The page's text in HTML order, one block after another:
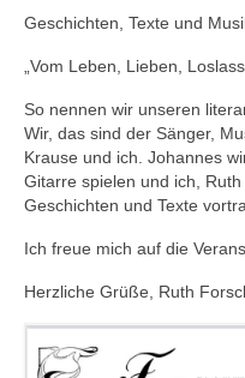
Geschichten, Texte und
„Vom Leben, Lieben,
So nennen wir unseren
Wir, das sind der Sänger,
Krause und ich. Johannes
Gitarre spielen und ich,
Geschichten und Texte
Ich freue mich auf die
Herzliche Grüße, Ruth